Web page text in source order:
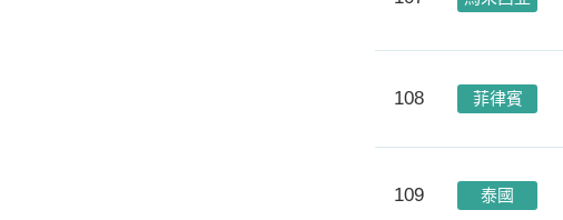
108 菲律賓
109 泰國